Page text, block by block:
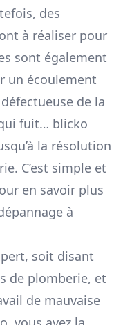
des
à réaliser pour
sont également
un écoulement
de la
fuit… blicko
la résolution
C’est simple et
en savoir plus
à
soit disant
de plomberie, et
de mauvaise